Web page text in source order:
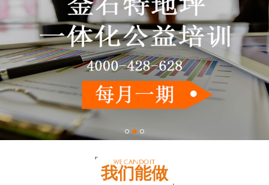
我们能做